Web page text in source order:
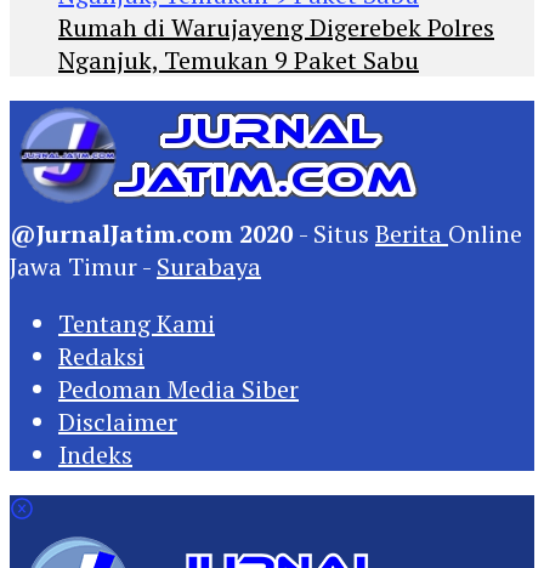
Rumah di Warujayeng Digerebek Polres
Nganjuk, Temukan 9 Paket Sabu
@JurnalJatim.com 2020 - Situs Berita Online
Jawa Timur - Surabaya
Tentang Kami
Redaksi
Pedoman Media Siber
Disclaimer
Indeks